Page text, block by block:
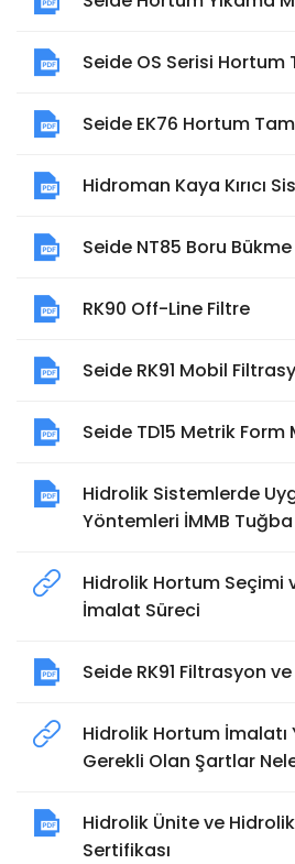
Seide OS Serisi Hortum
Seide EK76 Hortum
Hidroman Kaya Kırıcı
Seide NT85 Boru
RK90 Off-Line Filtre
Seide RK91 Mobil
Seide TD15 Metrik Form
Hidrolik Sistemlerde
Yöntemleri İMMB
Hidrolik Hortum Seçimi
İmalat Süreci
Seide RK91 Filtrasyon
Hidrolik Hortum İmalatı
Gerekli Olan Şartlar
Hidrolik Ünite ve
Sertifikası